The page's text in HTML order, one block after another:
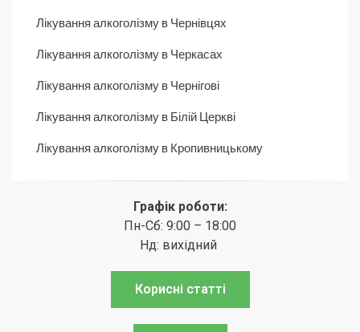
Лікування алкоголізму в Чернівцях
Лікування алкоголізму в Черкасах
Лікування алкоголізму в Чернігові
Лікування алкоголізму в Білій Церкві
Лікування алкоголізму в Кропивницькому
Графік роботи:
Пн-Сб: 9:00 – 18:00
Нд: вихідний
Корисні статті